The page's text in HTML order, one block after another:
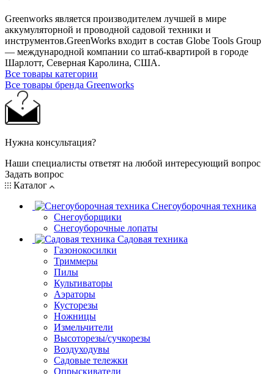
Greenworks является производителем лучшей в мире
аккумуляторной и проводной садовой техники и
инструментов.GreenWorks входит в состав Globe Tools Group
— международной компании со штаб-квартирой в городе
Шарлотт, Северная Каролина, США.
Все товары категории
Все товары бренда Greenworks
Нужна консультация?
Наши специалисты ответят на любой интересующий вопрос
Задать вопрос
Каталог
Снегоуборочная техника
Снегоуборщики
Снегоуборочные лопаты
Садовая техника
Газонокосилки
Триммеры
Пилы
Культиваторы
Аэраторы
Кусторезы
Ножницы
Измельчители
Высоторезы/сучкорезы
Воздуходувы
Садовые тележки
Опрыскиватели